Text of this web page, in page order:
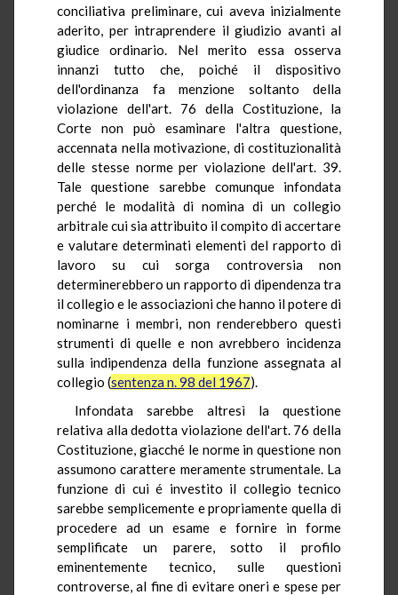
conciliativa preliminare, cui aveva inizialmente
aderito, per intraprendere il giudizio avanti al
giudice ordinario. Nel merito essa osserva
innanzi tutto che, poiché il dispositivo
dell'ordinanza fa menzione soltanto della
violazione dell'art. 76 della Costituzione, la
Corte non può esaminare l'altra questione,
accennata nella motivazione, di costituzionalità
delle stesse norme per violazione dell'art. 39.
Tale questione sarebbe comunque infondata
perché le modalità di nomina di un collegio
arbitrale cui sia attribuito il compito di accertare
e valutare determinati elementi del rapporto di
lavoro su cui sorga controversia non
determinerebbero un rapporto di dipendenza tra
il collegio e le associazioni che hanno il potere di
nominarne i membri, non renderebbero questi
strumenti di quelle e non avrebbero incidenza
sulla indipendenza della funzione assegnata al
collegio (sentenza n. 98 del 1967).
Infondata sarebbe altresì la questione
relativa alla dedotta violazione dell'art. 76 della
Costituzione, giacché le norme in questione non
assumono carattere meramente strumentale. La
funzione di cui é investito il collegio tecnico
sarebbe semplicemente e propriamente quella di
procedere ad un esame e fornire in forme
semplificate un parere, sotto il profilo
eminentemente tecnico, sulle questioni
controverse, al fine di evitare oneri e spese per